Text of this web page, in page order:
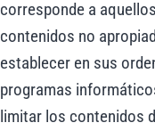
corresponde a
contenidos no
establecer en sus
programas
limitar los contenidos